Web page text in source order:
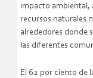
impacto ambiental,
recursos naturales
alrededores donde
las diferentes
El 62 por ciento de